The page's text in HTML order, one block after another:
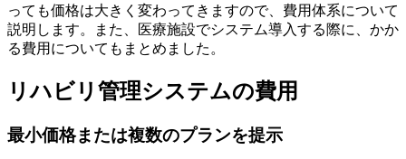
っても価格は大きく変わってきますので、費用体系について
説明します。また、医療施設でシステム導入する際に、かか
る費用についてもまとめました。
リハビリ管理システムの費用
最小価格または複数のプランを提示